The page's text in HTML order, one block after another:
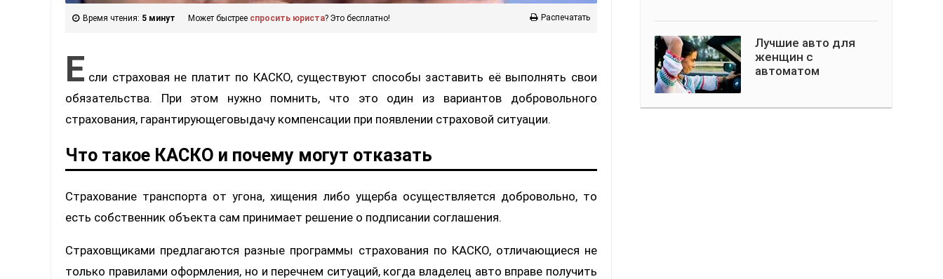
Время чтения: 5 минут Может быстрее спросить юриста? Это бесплатно! Распечатать
Е сли страховая не платит по КАСКО, существуют способы заставить её выполнять свои
обязательства. При этом нужно помнить, что это один из вариантов добровольного
страхования, гарантирующеговыдачу компенсации при появлении страховой ситуации.
Что такое КАСКО и почему могут отказать
Страхование транспорта от угона, хищения либо ущерба осуществляется добровольно, то
есть собственник объекта сам принимает решение о подписании соглашения.
Страховщиками предлагаются разные программы страхования по КАСКО, отличающиеся не
только правилами оформления, но и перечнем ситуаций, когда владелец авто вправе получить
Лучшие авто для
женщин с
автоматом